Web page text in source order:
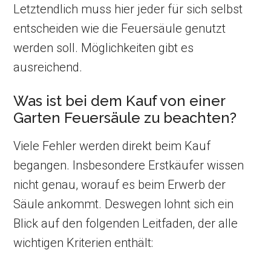
Letztendlich muss hier jeder für sich selbst
entscheiden wie die Feuersäule genutzt
werden soll. Möglichkeiten gibt es
ausreichend.
Was ist bei dem Kauf von einer
Garten Feuersäule zu beachten?
Viele Fehler werden direkt beim Kauf
begangen. Insbesondere Erstkäufer wissen
nicht genau, worauf es beim Erwerb der
Säule ankommt. Deswegen lohnt sich ein
Blick auf den folgenden Leitfaden, der alle
wichtigen Kriterien enthält: